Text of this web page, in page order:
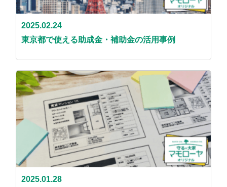
2025.02.24
東京都で使える助成金・補助金の活用事例
2025.01.28